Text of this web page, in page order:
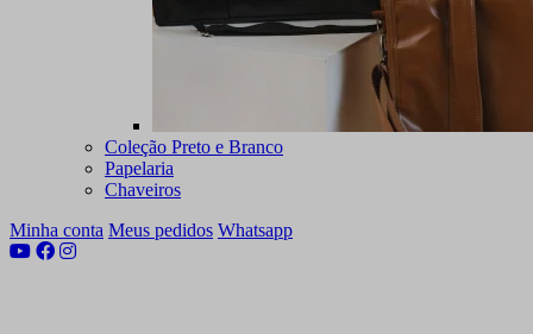
Coleção Preto e Branco
Papelaria
Chaveiros
Minha conta Meus pedidos Whatsapp